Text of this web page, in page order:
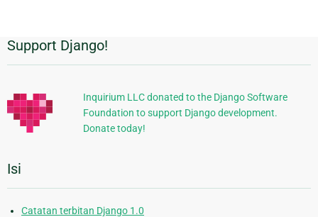
Informasi
Tambahan
Support Django!
Inquirium LLC donated to the Django Software
Foundation to support Django development.
Donate today!
Isi
Catatan terbitan Django 1.0